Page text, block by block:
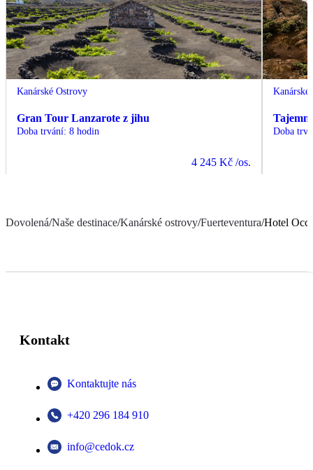
Kanárské Ostrovy
Gran Tour Lanzarote z jihu
Doba trvání: 8 hodin
4 245 Kč /os.
Doba
Dovolená/Naše destinace/Kanárské ostrovy/Fuerteventura/Hotel
Kontakt
Kontaktujte nás
+420 296 184 910
info@cedok.cz